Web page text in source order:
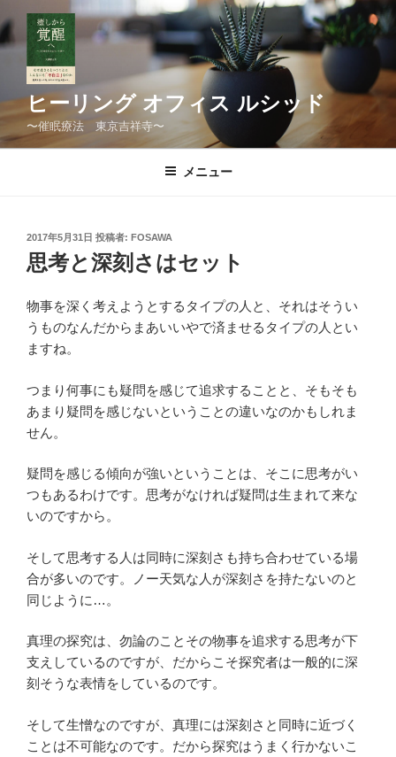
ン
テ
へ
ス
ヒーリング オフィス ルシッド
〜催眠療法 東京吉祥寺〜
メニュー
投
稿
日:
2017年5月31日 投稿者: FOSAWA
思考と深刻さはセット
物事を深く考えようとするタイプの人と、それはそうい
うものなんだからまあいいやで済ませるタイプの人とい
ますね。
つまり何事にも疑問を感じて追求することと、そもそも
あまり疑問を感じないということの違いなのかもしれま
せん。
疑問を感じる傾向が強いということは、そこに思考がい
つもあるわけです。思考がなければ疑問は生まれて来な
いのですから。
そして思考する人は同時に深刻さも持ち合わせている場
合が多いのです。ノー天気な人が深刻さを持たないのと
同じように…。
真理の探究は、勿論のことその物事を追求する思考が下
支えしているのですが、だからこそ探究者は一般的に深
刻そうな表情をしているのです。
そして生憎なのですが、真理には深刻さと同時に近づく
ことは不可能なのです。だから探究はうまく行かないこ